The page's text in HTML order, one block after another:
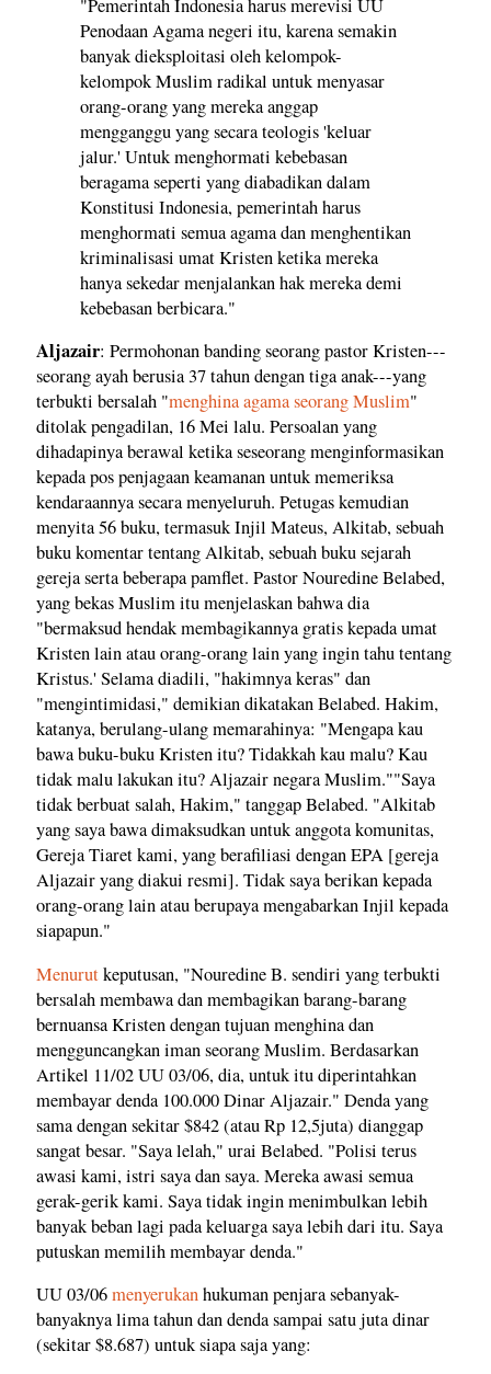
"Pemerintah Indonesia harus merevisi UU
Penodaan Agama negeri itu, karena semakin
banyak dieksploitasi oleh kelompok-
kelompok Muslim radikal untuk menyasar
orang-orang yang mereka anggap
mengganggu yang secara teologis 'keluar
jalur.' Untuk menghormati kebebasan
beragama seperti yang diabadikan dalam
Konstitusi Indonesia, pemerintah harus
menghormati semua agama dan menghentikan
kriminalisasi umat Kristen ketika mereka
hanya sekedar menjalankan hak mereka demi
kebebasan berbicara."
Aljazair: Permohonan banding seorang pastor Kristen---
seorang ayah berusia 37 tahun dengan tiga anak---yang
terbukti bersalah "menghina agama seorang Muslim"
ditolak pengadilan, 16 Mei lalu. Persoalan yang
dihadapinya berawal ketika seseorang menginformasikan
kepada pos penjagaan keamanan untuk memeriksa
kendaraannya secara menyeluruh. Petugas kemudian
menyita 56 buku, termasuk Injil Mateus, Alkitab, sebuah
buku komentar tentang Alkitab, sebuah buku sejarah
gereja serta beberapa pamflet. Pastor Nouredine Belabed,
yang bekas Muslim itu menjelaskan bahwa dia
"bermaksud hendak membagikannya gratis kepada umat
Kristen lain atau orang-orang lain yang ingin tahu tentang
Kristus.' Selama diadili, "hakimnya keras" dan
"mengintimidasi," demikian dikatakan Belabed. Hakim,
katanya, berulang-ulang memarahinya: "Mengapa kau
bawa buku-buku Kristen itu? Tidakkah kau malu? Kau
tidak malu lakukan itu? Aljazair negara Muslim.""Saya
tidak berbuat salah, Hakim," tanggap Belabed. "Alkitab
yang saya bawa dimaksudkan untuk anggota komunitas,
Gereja Tiaret kami, yang berafiliasi dengan EPA [gereja
Aljazair yang diakui resmi]. Tidak saya berikan kepada
orang-orang lain atau berupaya mengabarkan Injil kepada
siapapun."
Menurutkeputusan, "Nouredine B. sendiri yang terbukti
bersalah membawa dan membagikan barang-barang
bernuansa Kristen dengan tujuan menghina dan
mengguncangkan iman seorang Muslim. Berdasarkan
Artikel 11/02 UU 03/06, dia, untuk itu diperintahkan
membayar denda 100.000 Dinar Aljazair." Denda yang
sama dengan sekitar $842 (atau Rp 12,5juta) dianggap
sangat besar. "Saya lelah," urai Belabed. "Polisi terus
awasi kami, istri saya dan saya. Mereka awasi semua
gerak-gerik kami. Saya tidak ingin menimbulkan lebih
banyak beban lagi pada keluarga saya lebih dari itu. Saya
putuskan memilih membayar denda."
UU 03/06menyerukanhukuman penjara sebanyak-
banyaknya lima tahun dan denda sampai satu juta dinar
(sekitar $8.687) untuk siapa saja yang: